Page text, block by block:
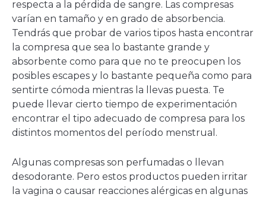
respecta a la pérdida de sangre. Las compresas
varían en tamaño y en grado de absorbencia.
Tendrás que probar de varios tipos hasta encontrar
la compresa que sea lo bastante grande y
absorbente como para que no te preocupen los
posibles escapes y lo bastante pequeña como para
sentirte cómoda mientras la llevas puesta. Te
puede llevar cierto tiempo de experimentación
encontrar el tipo adecuado de compresa para los
distintos momentos del período menstrual.
Algunas compresas son perfumadas o llevan
desodorante. Pero estos productos pueden irritar
la vagina o causar reacciones alérgicas en algunas